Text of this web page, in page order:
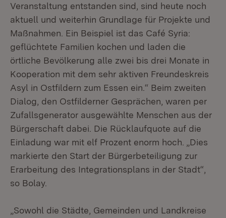
Veranstaltung entstanden sind, sind heute noch
aktuell und weiterhin Grundlage für Projekte und
Maßnahmen. Ein Beispiel ist das Café Syria:
geflüchtete Familien kochen und laden die
örtliche Bevölkerung alle zwei bis drei Monate in
Kooperation mit dem sehr aktiven Freundeskreis
Asyl in Ostfildern zum Essen ein.“ Beim zweiten
Dialog, den Ostfilderner Gesprächen, waren per
Zufallsgenerator ausgewählte Menschen aus der
Bürgerschaft dabei. Die Rücklaufquote auf die
Einladung war mit elf Prozent enorm hoch. „Dies
markierte den Start der Bürgerbeteiligung zur
Erarbeitung des Integrationsplans in der Stadt“,
so Bolay.
„Sowohl die Städte, Gemeinden und Landkreise